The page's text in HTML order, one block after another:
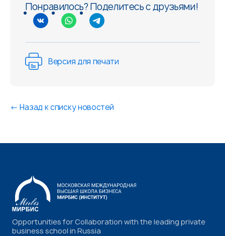
Понравилось? Поделитесь с друзьями!
Версия для печати
← Назад к списку новостей
Opportunities for Collaboration with the leading private
business school in Russia